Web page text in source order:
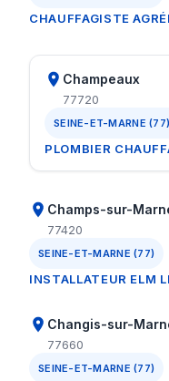
CHAUFFAGISTE
Champeaux
77720
SEINE-ET-MARNE (77)
PLOMBIER
Champs-sur-
77420
SEINE-ET-MARNE (77)
INSTALLATEUR ELM
Changis-sur-
77660
SEINE-ET-MARNE (77)